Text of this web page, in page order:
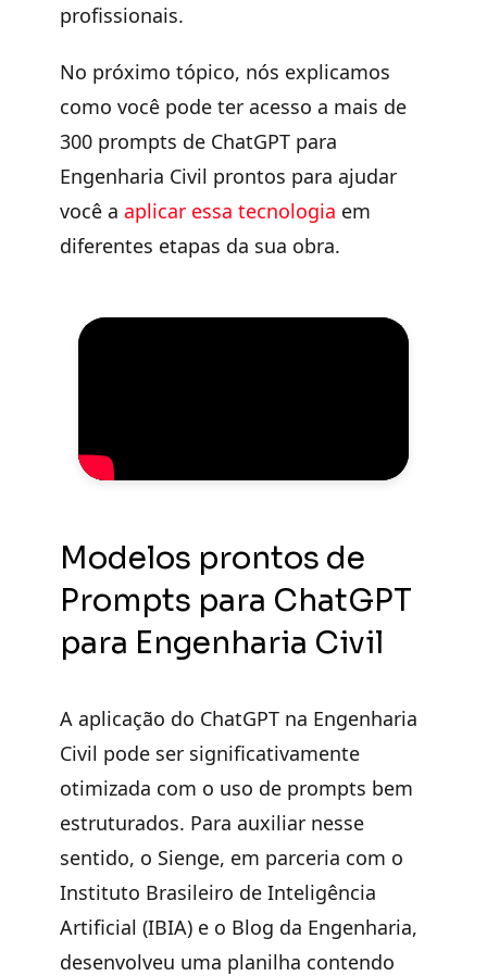
profissionais.
No próximo tópico, nós explicamos
como você pode ter acesso a mais de
300 prompts de ChatGPT para
Engenharia Civil prontos para ajudar
você a aplicar essa tecnologia em
diferentes etapas da sua obra.
Modelos prontos de
Prompts para ChatGPT
para Engenharia Civil
A aplicação do ChatGPT na Engenharia
Civil pode ser significativamente
otimizada com o uso de prompts bem
estruturados. Para auxiliar nesse
sentido, o Sienge, em parceria com o
Instituto Brasileiro de Inteligência
Artificial (IBIA) e o Blog da Engenharia,
desenvolveu uma planilha contendo